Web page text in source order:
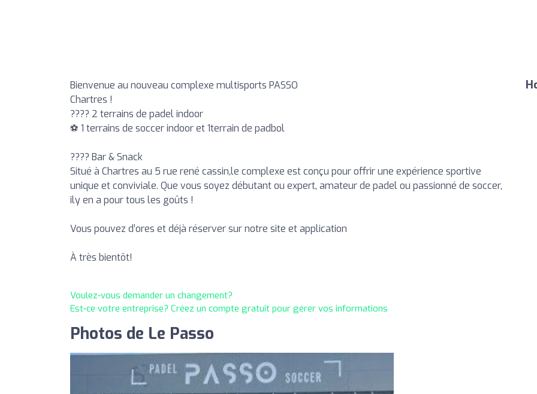
Bienvenue au nouveau complexe multisports PASSO
Chartres !
???? 2 terrains de padel indoor
⚽️ 1 terrains de soccer indoor et 1terrain de padbol
???? Bar & Snack
Situé à Chartres au 5 rue rené cassin,le complexe est conçu pour offrir une expérience sportive
unique et conviviale. Que vous soyez débutant ou expert, amateur de padel ou passionné de soccer,
ily en a pour tous les goûts !
Vous pouvez d’ores et déjà réserver sur notre site et application
À très bientôt!
Voulez-vous demander un changement?
Est-ce votre entreprise? Créez un compte gratuit pour gérer vos informations
Photos de Le Passo